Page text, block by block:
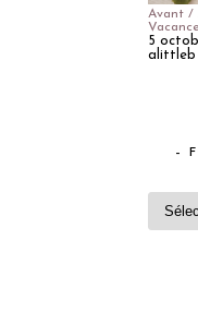
Avant /
5
alittleb
–